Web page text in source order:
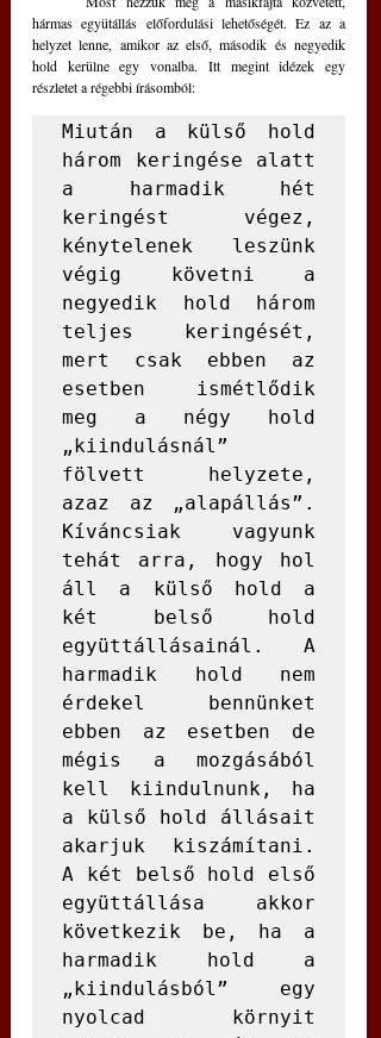
hármas együtállás előfordulási lehetőségét. Ez az a
helyzet lenne, amikor az első, második és negyedik
hold kerülne egy vonalba. Itt megint idézek egy
részletet a régebbi írásomból:
Miután a külső hold
három keringése alatt
a harmadik hét
keringést végez,
kénytelenek leszünk
végig követni a
negyedik hold három
teljes keringését,
mert csak ebben az
esetben ismétlődik
meg a négy hold
„kiindulásnál”
fölvett helyzete,
azaz az „alapállás”.
Kíváncsiak vagyunk
tehát arra, hogy hol
áll a külső hold a
két belső hold
együttállásainál. A
harmadik hold nem
érdekel bennünket
ebben az esetben de
mégis a mozgásából
kell kiindulnunk, ha
a külső hold állásait
akarjuk kiszámítani.
A két belső hold első
együttállása akkor
következik be, ha a
harmadik hold a
„kiindulásból” egy
nyolcad környit